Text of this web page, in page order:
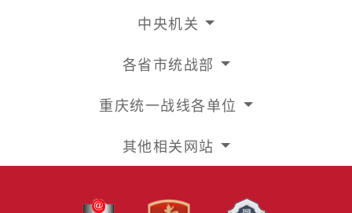
中央机关
各省市统战部
重庆统一战线各单位
其他相关网站